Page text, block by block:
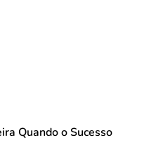
Quando o Sucesso